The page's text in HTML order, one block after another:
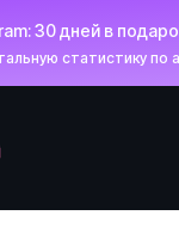
30 дней в
статистику по